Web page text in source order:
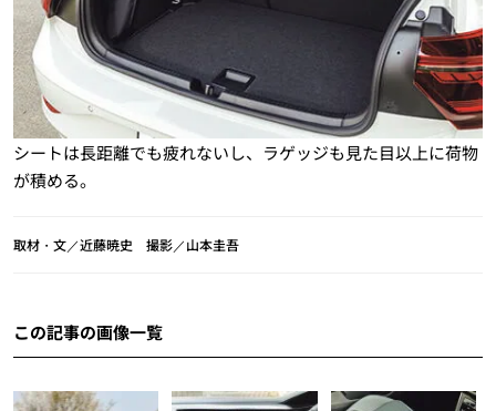
シートは長距離でも疲れないし、ラゲッジも見た目以上に荷物
が積める。
取材・文／近藤暁史 撮影／山本圭吾
この記事の画像一覧